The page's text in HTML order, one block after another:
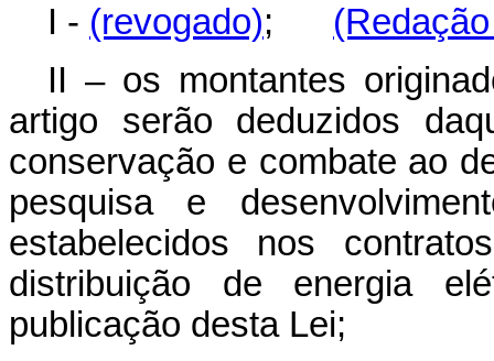
I - (revogado);
II – os montantes
artigo serão deduzidos
conservação e combate ao
pesquisa e
estabelecidos nos
distribuição de energia
publicação desta Lei;